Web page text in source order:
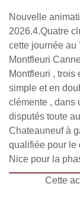
Nouvelle
2026.4.Quatre
cette journée au
Montfleuri
Montfleuri , trois
simple et en
clémente , dans
disputés toute
Chateauneuf à
qualifiée pour le
Nice pour la
Cette